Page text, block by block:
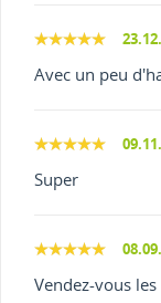
Avec un peu
Super
Vendez-vous